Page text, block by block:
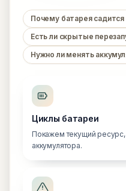
Почему батарея
Есть ли скрытые
Нужно ли менять
Циклы батареи
Покажем текущий
аккумулятора.